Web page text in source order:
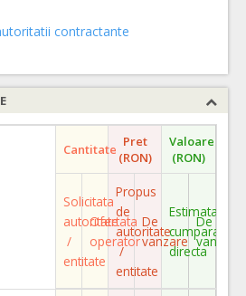
contractante
Cantitate Pret
(RON)
Valoare
(RON)
Solicitata
autoritate
/
entitate
Ofertata
operator
Propus
de
autoritate
/
entitate
De
vanzare
Estimata
cumparare
directa
De
vanzare